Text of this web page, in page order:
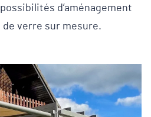
d’aménagement
verre sur mesure.